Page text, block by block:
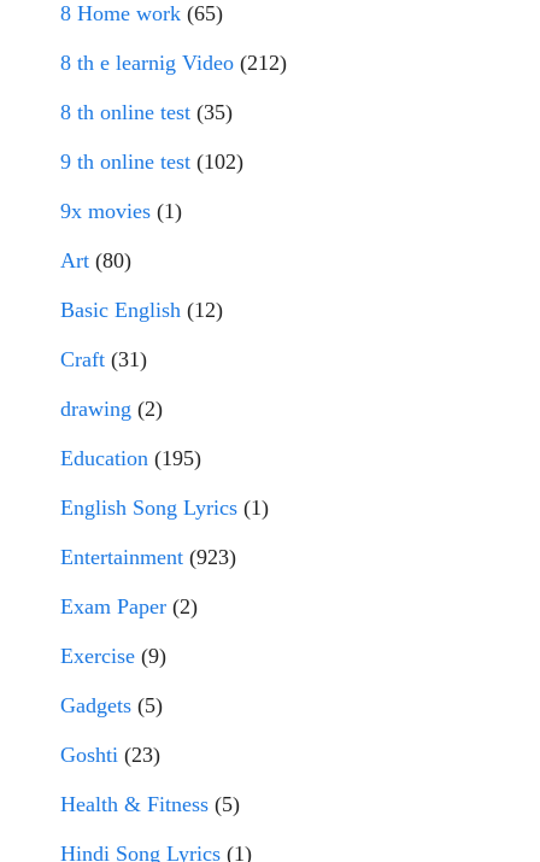
8 Home work (65)
8 th e learnig Video (212)
8 th online test (35)
9 th online test (102)
9x movies (1)
Art (80)
Basic English (12)
Craft (31)
drawing (2)
Education (195)
English Song Lyrics (1)
Entertainment (923)
Exam Paper (2)
Exercise (9)
Gadgets (5)
Goshti (23)
Health & Fitness (5)
Hindi Song Lyrics (1)